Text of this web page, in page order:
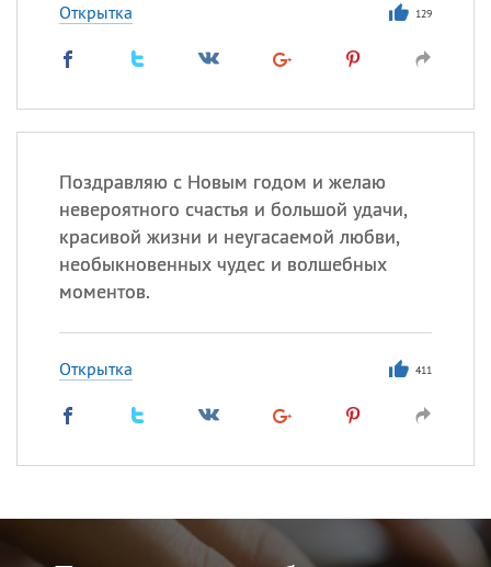
Открытка 129
Поздравляю с Новым годом и желаю
невероятного счастья и большой удачи,
красивой жизни и неугасаемой любви,
необыкновенных чудес и волшебных
моментов.
Открытка 411